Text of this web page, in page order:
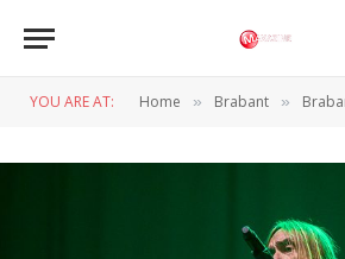
YOU ARE AT: Home » Brabant »